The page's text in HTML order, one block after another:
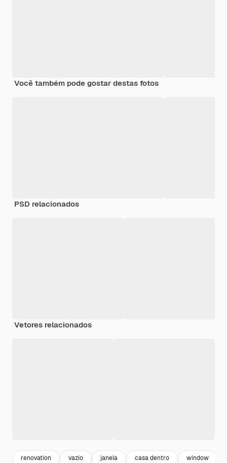
Você também pode gostar destas fotos
PSD relacionados
Vetores relacionados
renovation vazio janela casa dentro window